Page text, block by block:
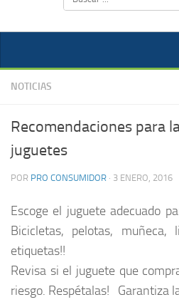
NOTICIAS
Recomendaciones para
juguetes
POR PRO CONSUMIDOR · 3 ENERO, 2016
Escoge el juguete adecuado
Bicicletas, pelotas,
etiquetas!!
Revisa si el juguete que
riesgo. Respétalas! Garantiza